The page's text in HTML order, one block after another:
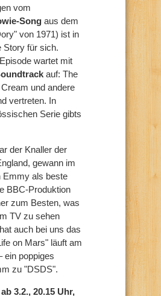
vom
Song aus dem
von 1971) ist in
Story für sich.
wartet mit
auf: The
und andere
vertreten. In
Serie gibts
der Knaller der
gewann im
Emmy als beste
BBC-Produktion
zum Besten, was
TV zu sehen
auch bei uns das
on Mars" läuft am
ein poppiges
zu "DSDS".
3.2., 20.15 Uhr,